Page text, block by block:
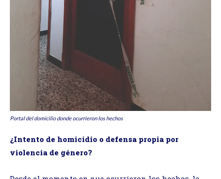
Portal del domicilio donde ocurrieron los hechos
¿Intento de homicidio o defensa propia por
violencia de género?